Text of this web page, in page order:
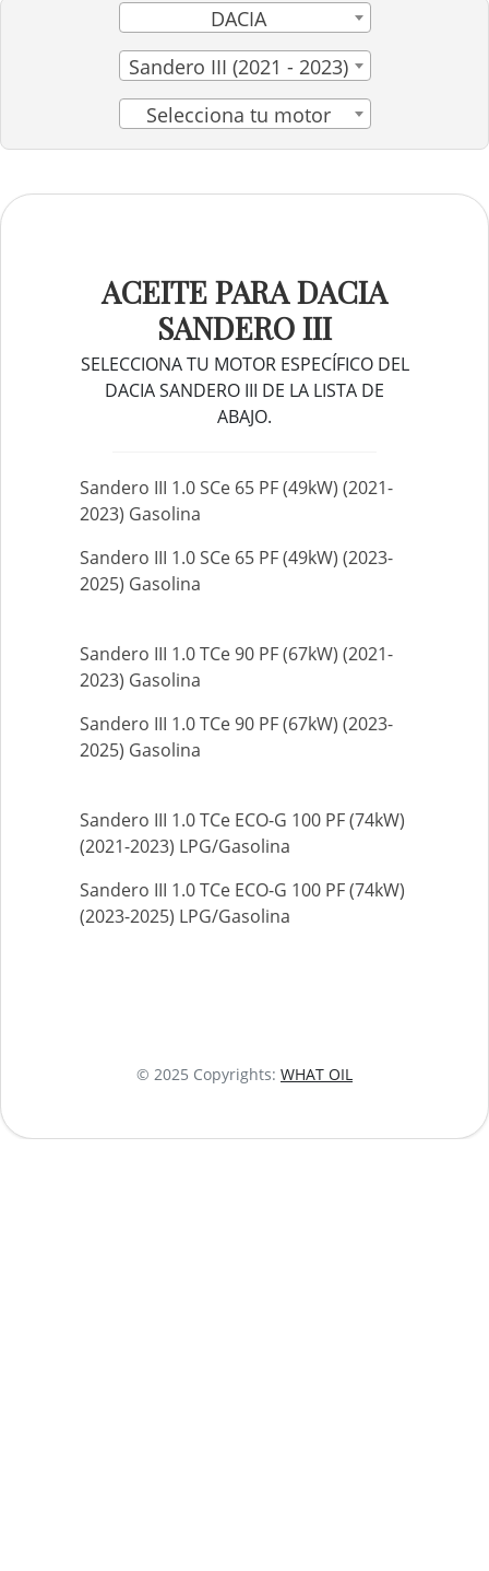
DACIA
Sandero III (2021 - 2023)
Selecciona tu motor
ACEITE PARA DACIA
SANDERO III
SELECCIONA TU MOTOR ESPECÍFICO DEL
DACIA SANDERO III DE LA LISTA DE
ABAJO.
Sandero III 1.0 SCe 65 PF (49kW) (2021-
2023) Gasolina
Sandero III 1.0 SCe 65 PF (49kW) (2023-
2025) Gasolina
Sandero III 1.0 TCe 90 PF (67kW) (2021-
2023) Gasolina
Sandero III 1.0 TCe 90 PF (67kW) (2023-
2025) Gasolina
Sandero III 1.0 TCe ECO-G 100 PF (74kW)
(2021-2023) LPG/Gasolina
Sandero III 1.0 TCe ECO-G 100 PF (74kW)
(2023-2025) LPG/Gasolina
© 2025 Copyrights: WHAT OIL